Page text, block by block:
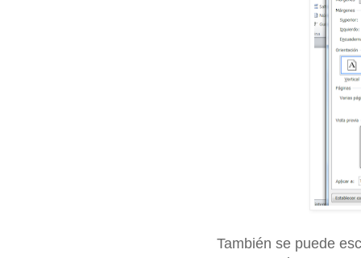
También se puede